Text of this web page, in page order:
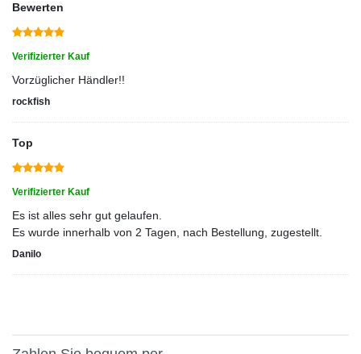
Bewerten
Verifizierter Kauf
Vorzüglicher Händler!!
rockfish
Top
Verifizierter Kauf
Es ist alles sehr gut gelaufen.
Es wurde innerhalb von 2 Tagen, nach Bestellung, zugestellt.
Danilo